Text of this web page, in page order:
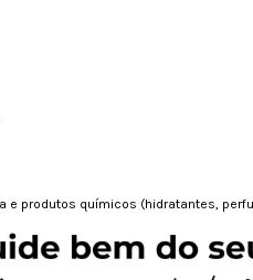
produtos químicos (hidratantes,